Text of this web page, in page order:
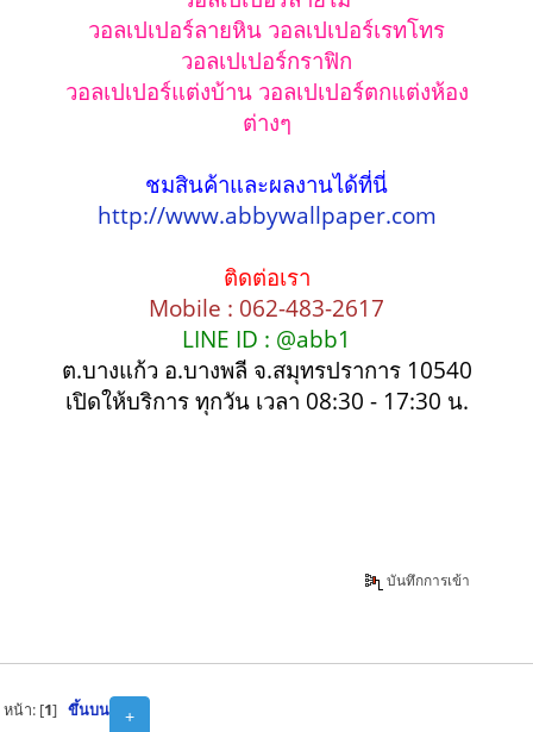
วอลเปเปอร์ลายหิน วอลเปเปอร์เรทโทร
วอลเปเปอร์กราฟิก
วอลเปเปอร์แต่งบ้าน วอลเปเปอร์ตกแต่งห้อง
ต่างๆ
ชมสินค้าและผลงานได้ที่นี่
http://www.abbywallpaper.com
ติดต่อเรา
Mobile : 062-483-2617
LINE ID : @abb1
ต.บางแก้ว อ.บางพลี จ.สมุทรปราการ 10540
เปิดให้บริการ ทุกวัน เวลา 08:30 - 17:30 น.
บันทึกการเข้า
+
หน้า: [1] ขึ้นบน